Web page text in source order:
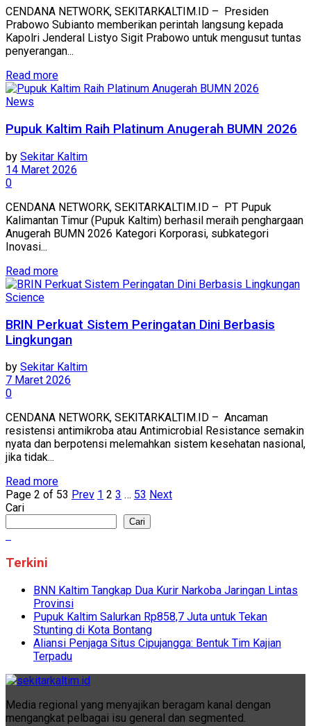
CENDANA NETWORK, SEKITARKALTIM.ID – Presiden
Prabowo Subianto memberikan perintah langsung kepada
Kapolri Jenderal Listyo Sigit Prabowo untuk mengusut tuntas
penyerangan...
Read more
News
Pupuk Kaltim Raih Platinum Anugerah BUMN 2026
by Sekitar Kaltim
14 Maret 2026
0
CENDANA NETWORK, SEKITARKALTIM.ID – PT Pupuk
Kalimantan Timur (Pupuk Kaltim) berhasil meraih penghargaan
Anugerah BUMN 2026 Kategori Korporasi, subkategori
Inovasi...
Read more
Science
BRIN Perkuat Sistem Peringatan Dini Berbasis
Lingkungan
by Sekitar Kaltim
7 Maret 2026
0
CENDANA NETWORK, SEKITARKALTIM.ID – Ancaman
resistensi antimikroba atau Antimicrobial Resistance semakin
nyata dan berpotensi melemahkan sistem kesehatan nasional,
jika tidak...
Read more
Page 2 of 53 Prev 1 2 3 … 53 Next
Cari
Cari
Terkini
BNN Kaltim Tangkap Dua Kurir Narkoba Jaringan Lintas
Provinsi
Pupuk Kaltim Salurkan Rp858,7 Juta untuk Tekan
Stunting di Kota Bontang
Aliansi Penjaga Situs Cipujangga: Bentuk Tim Kajian
Terpadu
Media regional yang menyajikan beragam kanal dengan
mengangkat pelbagai isu general dan segmented.